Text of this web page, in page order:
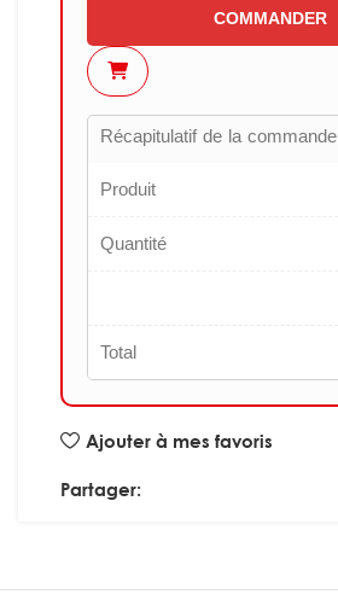
COMMANDER
Récapitulatif de la commande
Produit
Quantité
Total
Ajouter à mes favoris
Partager: